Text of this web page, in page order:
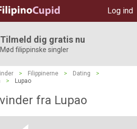
Log ind
Tilmeld dig gratis nu
Mød filippinske singler
> Filippinerne > Dating
>
> Lupao
fra Lupao